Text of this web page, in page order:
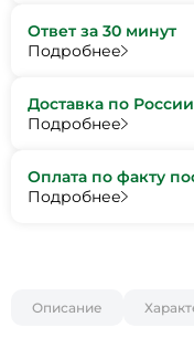
Ответ за 30 минут
Подробнее
Доставка по
Подробнее
Оплата по факту
Подробнее
Описание